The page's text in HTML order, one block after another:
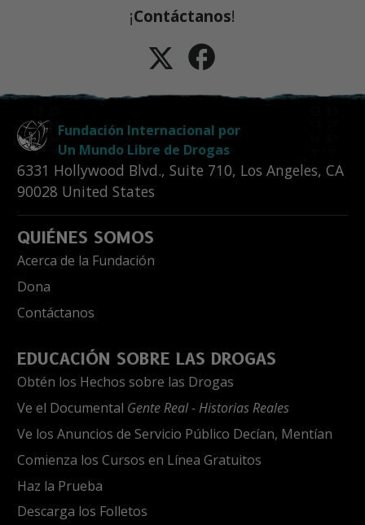
¡Contáctanos!
Fundación Internacional por
Un Mundo Libre de Drogas
6331 Hollywood Blvd., Suite 710, Los Angeles, CA
90028 United States
QUIÉNES SOMOS
Acerca de la Fundación
Dona
Contáctanos
EDUCACIÓN SOBRE LAS DROGAS
Obtén los Hechos sobre las Drogas
Ve el Documental Gente Real - Historias Reales
Ve los Anuncios de Servicio Público Decían, Mentían
Comienza los Cursos en Línea Gratuitos
Haz la Prueba
Descarga los Folletos